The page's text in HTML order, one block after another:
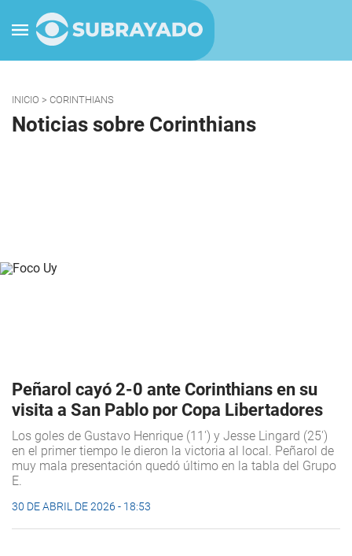
INICIO > CORINTHIANS
Noticias sobre Corinthians
Peñarol cayó 2-0 ante Corinthians en su
visita a San Pablo por Copa Libertadores
Los goles de Gustavo Henrique (11') y Jesse Lingard (25')
en el primer tiempo le dieron la victoria al local. Peñarol de
muy mala presentación quedó último en la tabla del Grupo
E.
30 DE ABRIL DE 2026 - 18:53